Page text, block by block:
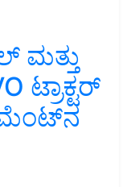
ಮತ್ತು
ಟ್ರಾಕ್ಟರ್